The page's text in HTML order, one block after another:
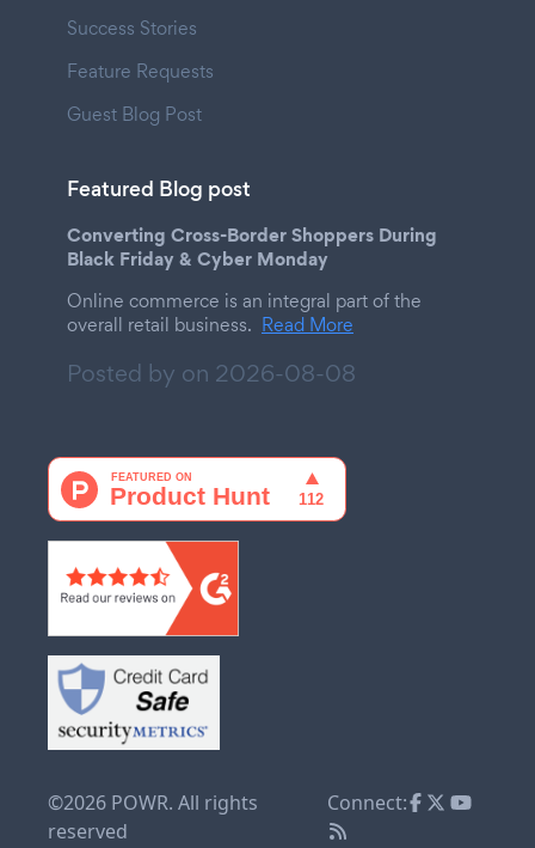
Success Stories
Feature Requests
Guest Blog Post
Featured Blog post
Converting Cross-Border Shoppers During
Black Friday & Cyber Monday
Online commerce is an integral part of the
overall retail business. Read More
Posted by on 2026-08-08
©2026 POWR. All rights
reserved
Connect: